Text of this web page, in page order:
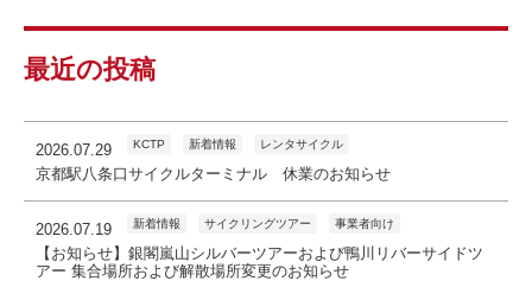
最近の投稿
2026.07.29 KCTP 新着情報 レンタサイクル
京都駅八条口サイクルターミナル 休業のお知らせ
2026.07.19 新着情報 サイクリングツアー 事業者向け
【お知らせ】銀閣嵐山シルバーツアーおよび鴨川リバーサイドツ
アー 集合場所および解散場所変更のお知らせ